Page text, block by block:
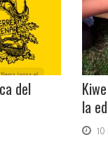
del
la
10